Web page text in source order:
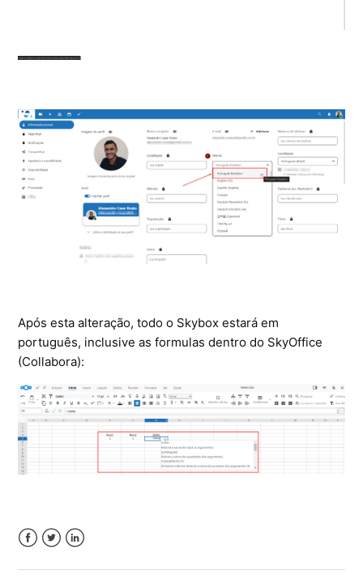
Equipe Ativação
Microsoft SQL Server
Após esta alteração, todo o Skybox estará em
português, inclusive as formulas dentro do SkyOffice
(Collabora):